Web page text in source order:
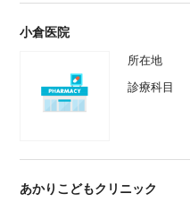
小倉医院
所在地
診療科目
あかりこどもクリニック